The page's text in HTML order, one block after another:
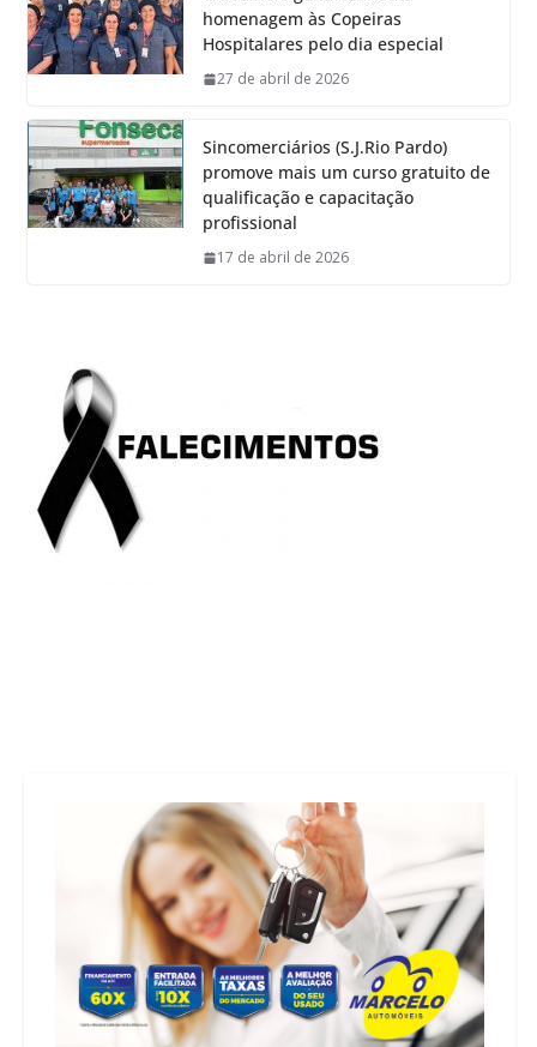
homenagem às Copeiras
Hospitalares pelo dia especial
27 de abril de 2026
Sincomerciários (S.J.Rio Pardo)
promove mais um curso gratuito de
qualificação e capacitação
profissional
17 de abril de 2026